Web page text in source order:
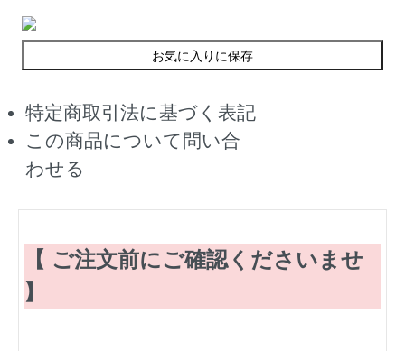
お気に入りに保存
特定商取引法に基づく表記
この商品について問い合
わせる
【 ご注文前にご確認くださいませ
】